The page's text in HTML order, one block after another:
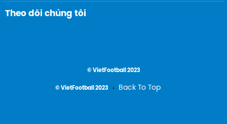
Theo dõi chúng tôi
© VietFootball 2023
© VietFootball 2023
Back To Top